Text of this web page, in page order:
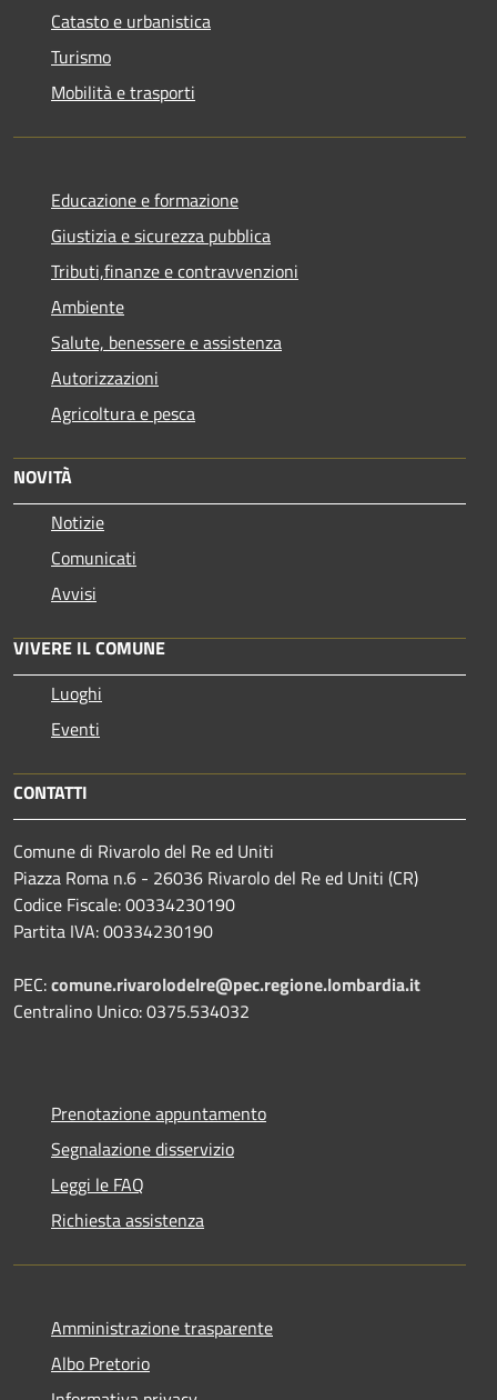
Catasto e urbanistica
Turismo
Mobilità e trasporti
Educazione e formazione
Giustizia e sicurezza pubblica
Tributi,finanze e contravvenzioni
Ambiente
Salute, benessere e assistenza
Autorizzazioni
Agricoltura e pesca
NOVITÀ
Notizie
Comunicati
Avvisi
VIVERE IL COMUNE
Luoghi
Eventi
CONTATTI
Comune di Rivarolo del Re ed Uniti
Piazza Roma n.6 - 26036 Rivarolo del Re ed Uniti (CR)
Codice Fiscale: 00334230190
Partita IVA: 00334230190
PEC:comune.rivarolodelre@pec.regione.lombardia.it
Centralino Unico: 0375.534032
Prenotazione appuntamento
Segnalazione disservizio
Leggi le FAQ
Richiesta assistenza
Amministrazione trasparente
Albo Pretorio